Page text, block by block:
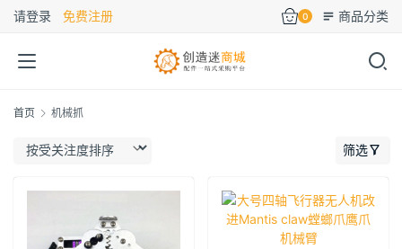
请登录 免费注册 0 商品分类
首页 机械抓
筛选